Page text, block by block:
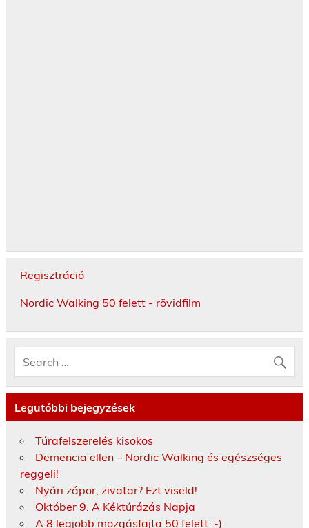
Regisztráció
Nordic Walking 50 felett - rövidfilm
Legutóbbi bejegyzések
Túrafelszerelés kisokos
Demencia ellen – Nordic Walking és egészséges
reggeli!
Nyári zápor, zivatar? Ezt viseld!
Október 9. A Kéktúrázás Napja
A 8 legjobb mozgásfajta 50 felett :-)